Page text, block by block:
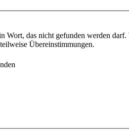
Wort, das nicht gefunden werden
Übereinstimmungen.